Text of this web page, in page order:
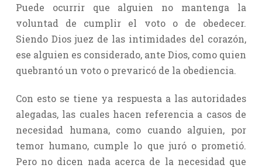
Puede ocurrir que alguien no mantenga la
voluntad de cumplir el voto o de obedecer.
Siendo Dios juez de las intimidades del corazón,
ese alguien es considerado, ante Dios, como quien
quebrantó un voto o prevaricó de la obediencia.
Con esto se tiene ya respuesta a las autoridades
alegadas, las cuales hacen referencia a casos de
necesidad humana, como cuando alguien, por
temor humano, cumple lo que juró o prometió.
Pero no dicen nada acerca de la necesidad que